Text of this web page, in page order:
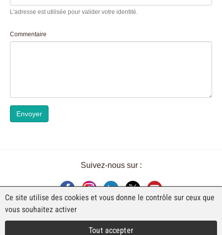
L'adresse est utilisée pour valider votre identité.
Commentaire
Envoyer
Suivez-nous sur :
UNE EXPOSITION DE FAJI SA
Rue Industrielle 98
Ce site utilise des cookies et vous donne le contrôle sur ceux que
vous souhaitez activer
Tout accepter